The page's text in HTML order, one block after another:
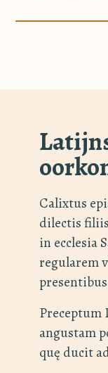
Calixtus
dilectis
in ecclesia
regularem
Preceptum
angustam
quę ducit